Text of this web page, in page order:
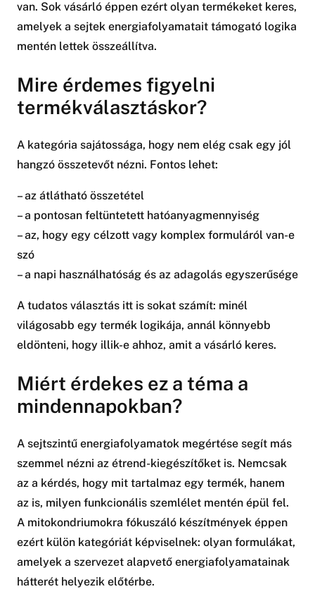
van. Sok vásárló éppen ezért olyan termékeket keres,
amelyek a sejtek energiafolyamatait támogató logika
mentén lettek összeállítva.
Mire érdemes figyelni
termékválasztáskor?
A kategória sajátossága, hogy nem elég csak egy jól
hangzó összetevőt nézni. Fontos lehet:
– az átlátható összetétel
– a pontosan feltüntetett hatóanyagmennyiség
– az, hogy egy célzott vagy komplex formuláról van-e
szó
– a napi használhatóság és az adagolás egyszerűsége
A tudatos választás itt is sokat számít: minél
világosabb egy termék logikája, annál könnyebb
eldönteni, hogy illik-e ahhoz, amit a vásárló keres.
Miért érdekes ez a téma a
mindennapokban?
A sejtszintű energiafolyamatok megértése segít más
szemmel nézni az étrend-kiegészítőket is. Nemcsak
az a kérdés, hogy mit tartalmaz egy termék, hanem
az is, milyen funkcionális szemlélet mentén épül fel.
A mitokondriumokra fókuszáló készítmények éppen
ezért külön kategóriát képviselnek: olyan formulákat,
amelyek a szervezet alapvető energiafolyamatainak
hátterét helyezik előtérbe.